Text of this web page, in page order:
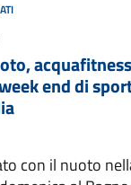
end di
con il nuoto